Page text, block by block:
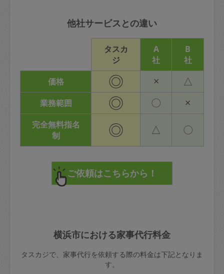
他社サービスとの違い
タスカ
ジ
A
社
B
社
価格
◎ × △
業務範囲 ◎ 〇 ×
完全無料指名
制
◎ △ 〇
横浜市における家事代行料金
タスカジで、家事代行を依頼する際の料金は下記となりま
す。